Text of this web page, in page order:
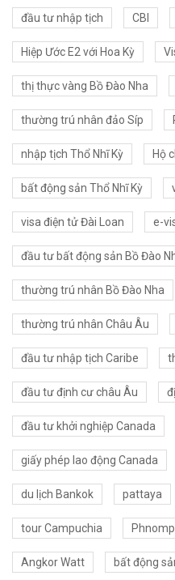
đầu tư nhập tịch CBI
Hiệp Ước E2 với Hoa Kỳ
thị thực vàng Bồ Đào Nha
thường trú nhân đảo Síp
nhập tịch Thổ Nhĩ Kỳ Hộ
bất động sản Thổ Nhĩ Kỳ
visa điện tử Đài Loan e-
đầu tư bất động sản Bồ Đào
thường trú nhân Bồ Đào Nha
thường trú nhân Châu Âu
đầu tư nhập tịch Caribe
đầu tư định cư châu Âu
đầu tư khởi nghiệp Canada
giấy phép lao động Canada
du lịch Bankok pattaya
tour Campuchia
Angkor Watt bất động